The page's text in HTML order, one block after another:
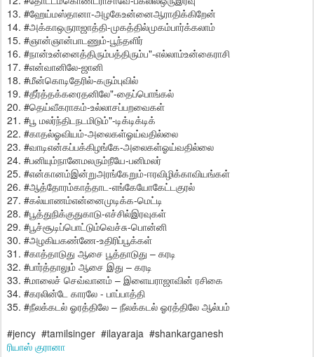
13. #ஹேய்மஸ்தானா-அழகேஉன்னைஆராதிக்கிறேன்
14. #அக்காஒருராஜாத்தி-முகத்தில்முகம்பார்க்கலாம்
15. #ஞான்ஞான்பாடணும்-பூந்தளிர்
16. #நான்உன்னைத்திரும்பத்திரும்ப"-எல்லாம்உன்கைராசி
17. #என்வானிலே-ஜானி
18. #மீன்கொடிதேரில்-கரும்புவில்
19. #தீர்த்தக்கரைதனிலே"-தைப்பொங்கல்
20. #தெய்வீகராகம்-உல்லாசப்பறவைகள்
21. #பூ மலர்ந்திடநடமிடும்"-டிக்டிக்டிக்
22. #காதல்ஓவியம்-அலைகள்ஓய்வதில்லை
23. #வாடிஎன்கப்பக்கிழங்கே-அலைகள்ஓய்வதில்லை‌
24. #பனியும்நானேமலரும்நீயே-பனிமலர்
25. #என்கானம்இன்றுஅரங்கேறும்-ஈரவிழிக்காவியங்கள்
26. #ஆத்தோரம்காத்தாட-எங்கேயோகேட்டகுரல்
27. #கல்யாணம்என்னைமுடிக்க-மெட்டி
28. #பூத்துநிக்குதுகாடு-எச்சில்இரவுகள்
29. #பூச்சூடிப்பொட்டும்வெச்சு-பொன்னி
30. #அழகியகண்ணே-உதிரிப்பூக்கள்
31. #காத்தாடுது ஆசை பூத்தாடுது – கரடி
32. #பார்த்தாலும் ஆசை இது – கரடி
33. #மாலைச் செவ்வானம் – இளையராஜாவின் ரசிகை
34. #கரலின்டே காரலே - பாப்பாத்தி
35. #நீலக்கடல் ஓரத்திலே – நீலக்கடல் ஓரத்திலே ஆல்பம்
#jency #tamilsinger #ilayaraja #shankarganesh
ரியாஸ் குரானா